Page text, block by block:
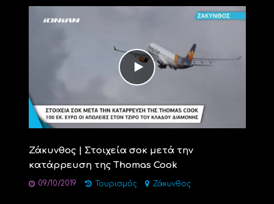
Ζάκυνθος | Στοιχεία σοκ μετά την
κατάρρευση της Thomas Cook
09/10/2019 Τουρισμός Ζάκυνθος